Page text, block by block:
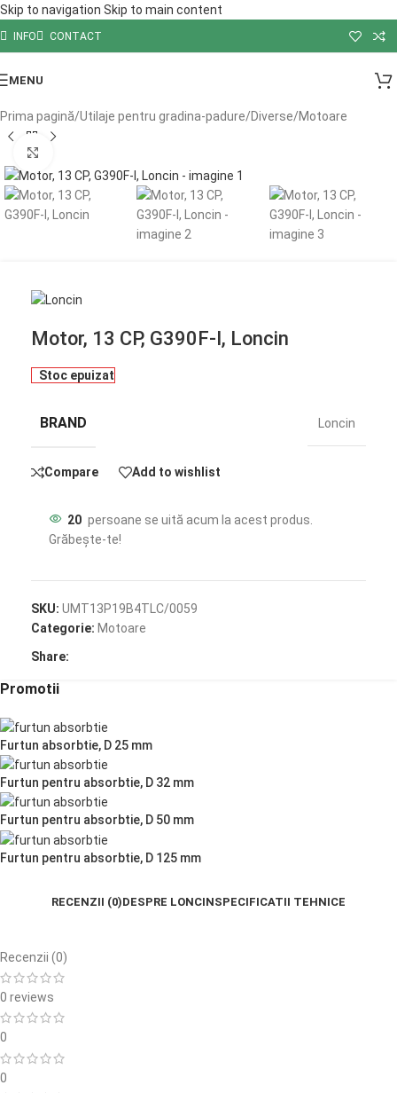
Skip to navigation Skip to main content
INFO CONTACT
MENU
Prima pagină/Utilaje pentru gradina-padure/Diverse/Motoare
Motor, 13 CP, G390F-I, Loncin
Stoc epuizat
BRAND Loncin
Compare Add to wishlist
20 persoane se uită acum la acest produs.
Grăbește-te!
SKU: UMT13P19B4TLC/0059
Categorie: Motoare
Share:
Promotii
Furtun absorbtie, D 25 mm
Furtun pentru absorbtie, D 32 mm
Furtun pentru absorbtie, D 50 mm
Furtun pentru absorbtie, D 125 mm
RECENZII (0)DESPRE LONCINSPECIFICATII TEHNICE
Recenzii (0)
0 reviews
0
0